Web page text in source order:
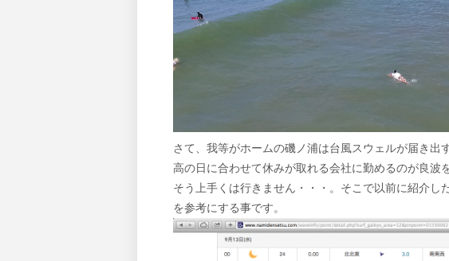
さて、我等がホームの磯ノ浦は台風スウェルが届き
高の日に合わせて休みが取れる会社に勤めるのが良波
そう上手くは行きません・・・。そこで以前に紹介
を参考にする事です。